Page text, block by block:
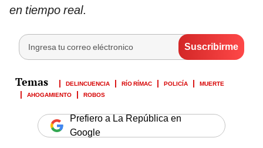
en tiempo real.
DELINCUENCIA RÍO RÍMAC POLICÍA
MUERTE
AHOGAMIENTO
ROBOS
Prefiero a La República en
Google